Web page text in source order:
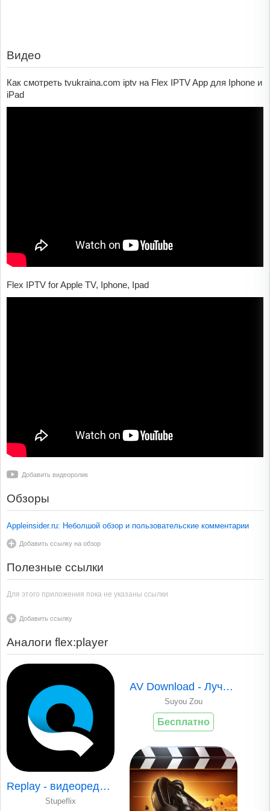
Видео
Как смотреть tvukraina.com iptv на Flex IPTV App для Iphone и
iPad
Flex IPTV for Apple TV, Iphone, Ipad
Добавить видеоролик
Обзоры
Appleinsider.ru: Неболшой обзор и пользовательские комментарии
Добавить ссылку на обзор
Полезные ссылки
Для этого приложения пока не указаны ссылки
Добавить ссылку
Аналоги flex:player
Replay - видеоредактор для Instagram
Stupeflix
AV Download - Лучший Видео Плеер и Приложение для Скачивания
Suyou Zou
Бесплатно